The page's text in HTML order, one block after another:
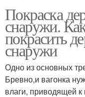
Покраска
снаружи.
покрасить
снаружи
Одно из основных
Бревно,и вагонка
влаги, приводящей